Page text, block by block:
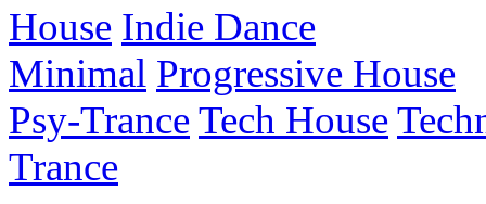
House Indie Dance
Minimal Progressive House
Psy-TranceTech House
Trance